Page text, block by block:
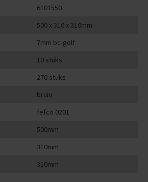
6101550
500 x 310 x 310mm
7mm bc-golf
10 stuks
270 stuks
bruin
fefco 0201
500mm
310mm
310mm